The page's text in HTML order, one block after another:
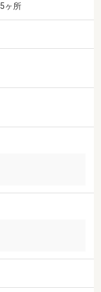
5ヶ所